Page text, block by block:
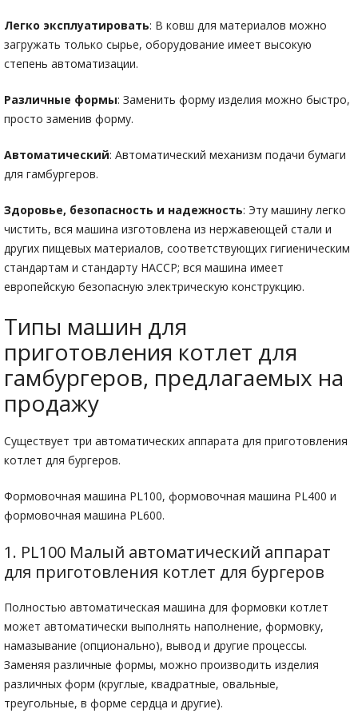
Легко эксплуатировать: В ковш для материалов можно
загружать только сырье, оборудование имеет высокую
степень автоматизации.
Различные формы: Заменить форму изделия можно быстро,
просто заменив форму.
Автоматический: Автоматический механизм подачи бумаги
для гамбургеров.
Здоровье, безопасность и надежность: Эту машину легко
чистить, вся машина изготовлена из нержавеющей стали и
других пищевых материалов, соответствующих гигиеническим
стандартам и стандарту HACCP; вся машина имеет
европейскую безопасную электрическую конструкцию.
Типы машин для
приготовления котлет для
гамбургеров, предлагаемых на
продажу
Существует три автоматических аппарата для приготовления
котлет для бургеров.
Формовочная машина PL100, формовочная машина PL400 и
формовочная машина PL600.
1. PL100 Малый автоматический аппарат
для приготовления котлет для бургеров
Полностью автоматическая машина для формовки котлет
может автоматически выполнять наполнение, формовку,
намазывание (опционально), вывод и другие процессы.
Заменяя различные формы, можно производить изделия
различных форм (круглые, квадратные, овальные,
треугольные, в форме сердца и другие).